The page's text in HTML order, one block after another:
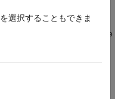
defines the signal-to-noise
for Single-User
選択することもできま